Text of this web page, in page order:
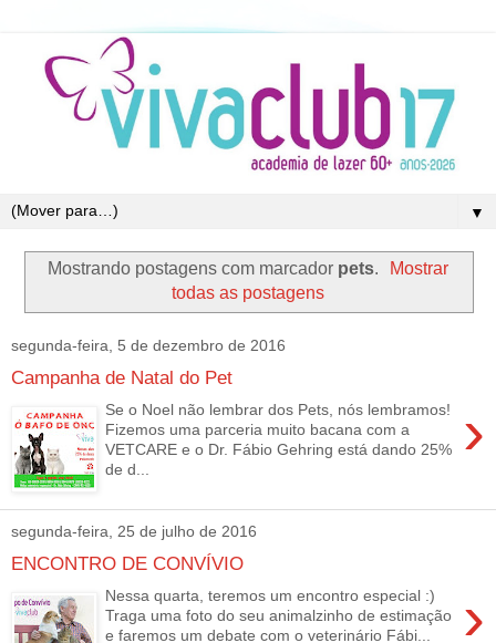
▼
Mostrando postagens com marcador pets.
Mostrar
todas as postagens
segunda-feira, 5 de dezembro de 2016
Campanha de Natal do Pet
›
Se o Noel não lembrar dos Pets, nós lembramos!
Fizemos uma parceria muito bacana com a
VETCARE e o Dr. Fábio Gehring está dando 25%
de d...
segunda-feira, 25 de julho de 2016
ENCONTRO DE CONVÍVIO
›
Nessa quarta, teremos um encontro especial :)
Traga uma foto do seu animalzinho de estimação
e faremos um debate com o veterinário Fábi...